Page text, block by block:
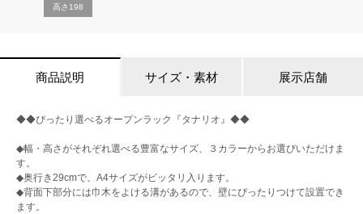
高さ198
商品説明 サイズ・素材 展示店舗
◆◆ぴったり選べるオープンラック『タナリオ』◆◆
◆幅・高さがそれぞれ選べる豊富なサイズ、３カラーからお選びいただけま
す。
◆奥行き29cmで、A4サイズがピッタリ入ります。
◆背面下部分には巾木をよける溝があるので、壁にぴったりつけて設置でき
ます。